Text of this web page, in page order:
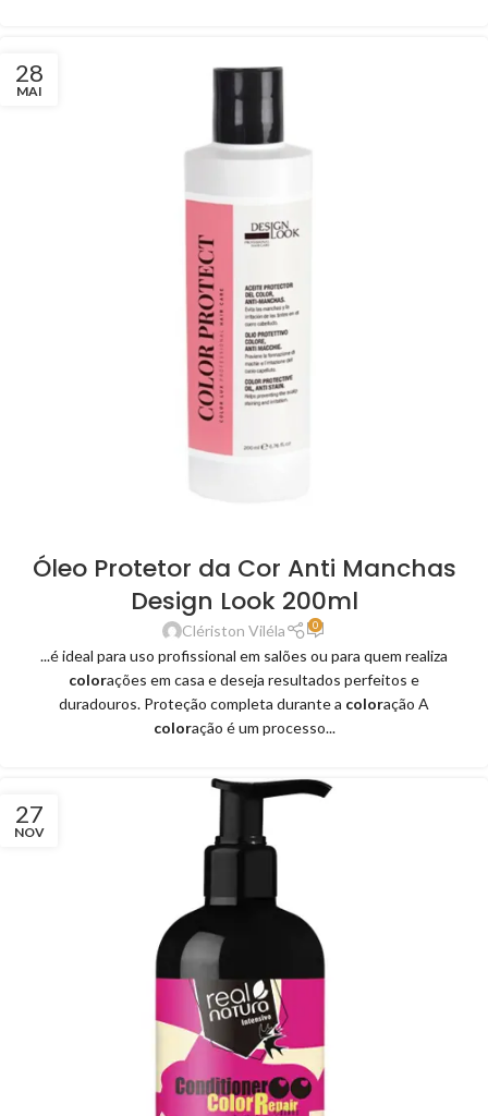
28
MAI
Óleo Protetor da Cor Anti Manchas
Design Look 200ml
Clériston Viléla 0
...é ideal para uso profissional em salões ou para quem realiza
colorações em casa e deseja resultados perfeitos e
duradouros. Proteção completa durante a coloração A
coloração é um processo...
27
NOV